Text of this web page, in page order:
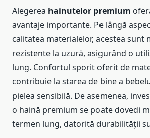
Alegerea hainutelor premium
avantaje importante. Pe lângă
calitatea materialelor, acestea sunt
rezistente la uzură, asigurând o
lung. Confortul sporit oferit de
contribuie la starea de bine a
pielea sensibilă. De asemenea,
o haină premium se poate dovedi
termen lung, datorită durabilității